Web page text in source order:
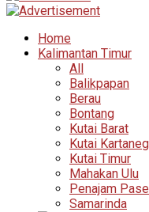
Home
Kalimantan Timur
All
Balikpapan
Berau
Bontang
Kutai Barat
Kutai
Kutai Timur
Mahakan Ulu
Penajam
Samarinda